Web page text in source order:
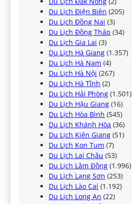
Du Lịch Điện Biên (205)
Du Lịch Đồng Nai (3)
Du Lịch Đồng Tháp (34)
Du Lịch Gia Lai (3)
Du Lịch Hà Giang (1.357)
Du Lịch Hà Nam (4)
Du Lịch Hà Nội (267)
Du Lịch Hà Tĩnh (2)
Du Lịch Hải Phòng (1.501)
Du Lịch Hậu Giang (16)
Du Lịch Hòa Bình (545)
Du Lịch Khánh Hòa (36)
Du Lịch Kiên Giang (51)
Du Lịch Kon Tum (7)
Du Lịch Lai Châu (53)
Du Lịch Lâm Đồng (1.996)
Du Lịch Lạng Sơn (253)
Du Lịch Lào Cai (1.192)
Du Lịch Long An (22)